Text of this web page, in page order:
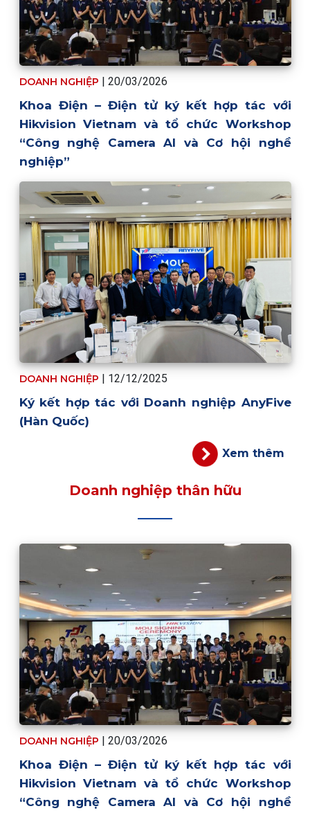
DOANH NGHIỆP | 20/03/2026
Khoa Điện – Điện tử ký kết hợp tác với
Hikvision Vietnam và tổ chức Workshop
“Công nghệ Camera AI và Cơ hội nghề
nghiệp”
DOANH NGHIỆP | 12/12/2025
Ký kết hợp tác với Doanh nghiệp AnyFive
(Hàn Quốc)
Xem thêm
Doanh nghiệp thân hữu
DOANH NGHIỆP | 20/03/2026
Khoa Điện – Điện tử ký kết hợp tác với
Hikvision Vietnam và tổ chức Workshop
“Công nghệ Camera AI và Cơ hội nghề